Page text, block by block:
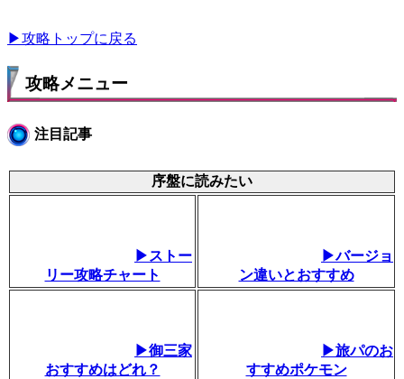
▶攻略トップに戻る
攻略メニュー
注目記事
序盤に読みたい
▶ストー
リー攻略チャート
▶バージョ
ン違いとおすすめ
▶御三家
おすすめはどれ？
▶旅パのお
すすめポケモン